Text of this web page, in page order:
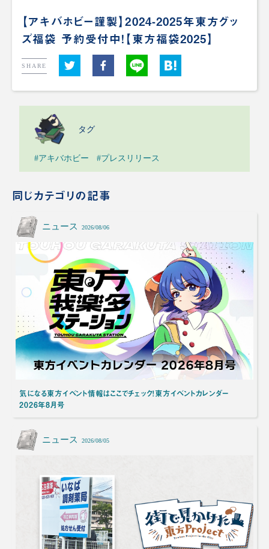
【アキバホビー謹製】2024-2025年東方グッ
ズ福袋 予約受付中！【東方福袋2025】
SHARE
タグ
#アキバホビー #プレスリリース
同じカテゴリの記事
ニュース 2026/08/06
気になる東方イベント情報はここでチェック！東方イベントカレンダー
2026年8月号
ニュース 2026/08/05